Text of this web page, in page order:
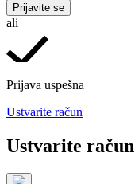
Prijavite se
ali
Prijava uspešna
Ustvarite račun
Ustvarite račun